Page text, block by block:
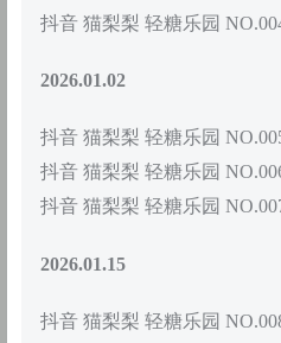
抖音 猫梨梨 轻糖乐园
2026.01.02
抖音 猫梨梨 轻糖乐园
抖音 猫梨梨 轻糖乐园
抖音 猫梨梨 轻糖乐园
2026.01.15
抖音 猫梨梨 轻糖乐园